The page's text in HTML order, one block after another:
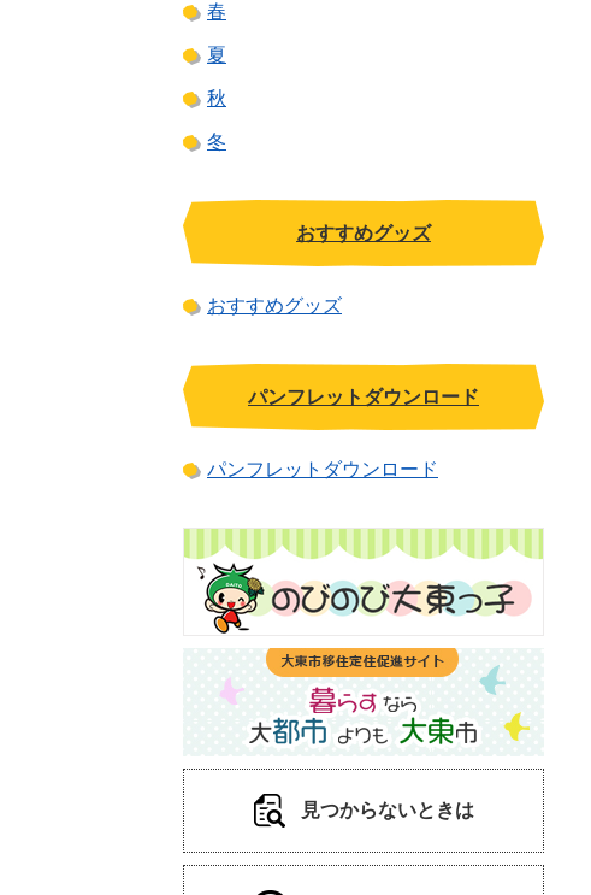
春
夏
秋
冬
おすすめグッズ
おすすめグッズ
パンフレットダウンロード
パンフレットダウンロード
見つからないときは